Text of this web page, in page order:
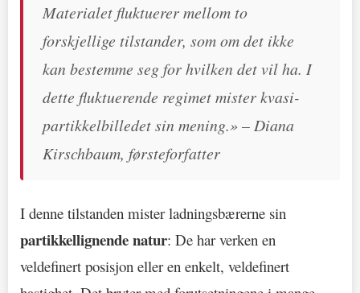
Materialet fluktuerer mellom to
forskjellige tilstander, som om det ikke
kan bestemme seg for hvilken det vil ha. I
dette fluktuerende regimet mister kvasi-
partikkelbilledet sin mening.» – Diana
Kirschbaum, førsteforfatter
I denne tilstanden mister ladningsbærerne sin
partikkellignende natur: De har verken en
veldefinert posisjon eller en enkelt, veldefinert